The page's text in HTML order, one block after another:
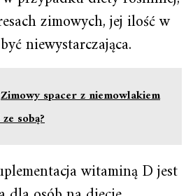
zimowych, jej ilość w
niewystarczająca.
Zimowy spacer z niemowlakiem
sobą?
witaminą D jest